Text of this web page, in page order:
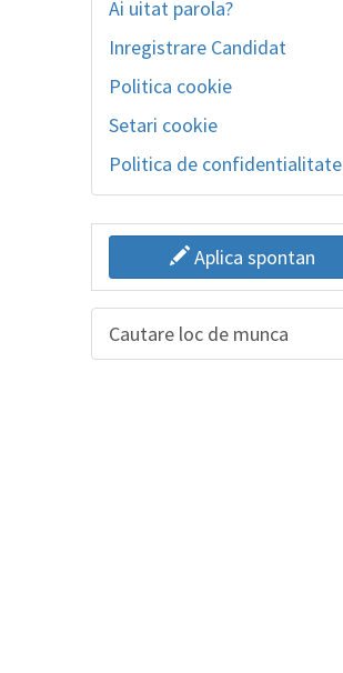
Ai uitat parola?
Inregistrare Candidat
Politica cookie
Setari cookie
Politica de confidentialitate
Aplica spontan
Cautare loc de munca